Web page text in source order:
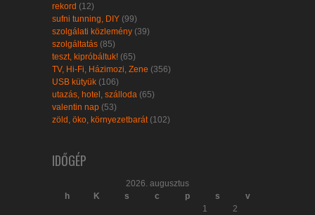
rekord (12)
sufni tunning, DIY (99)
szolgálati közlemény (39)
szolgáltatás (85)
teszt, kipróbáltuk! (65)
TV, Hi-Fi, Házimozi, Zene (356)
USB kütyük (106)
utazás, hotel, szálloda (65)
valentin nap (53)
zöld, öko, környezetbarát (102)
IDŐGÉP
2026. augusztus
h
K s c p s
v
1
2